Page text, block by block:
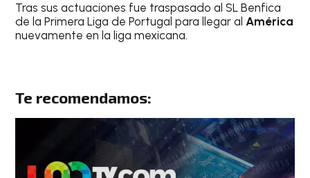
Tras sus actuaciones fue traspasado al SL Benfica
de la Primera Liga de Portugal para llegar alAmérica
nuevamente en la liga mexicana.
Te recomendamos: